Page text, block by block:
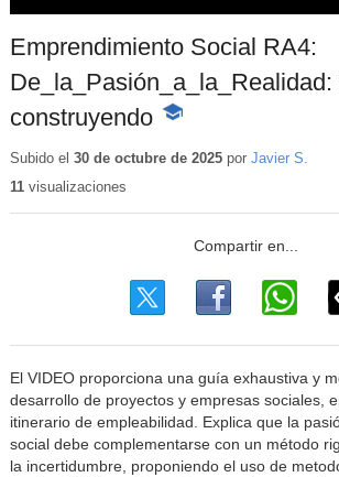
Emprendimiento Social RA4:
construyendo -
educativo
Subido el 30 de octubre de 2025por Javier S.
11visualizaciones
El VIDEO proporciona una guía exhaustiva y
desarrollo de proyectos y empresas sociales,
itinerario de empleabilidad. Explica que la
social debe complementarse con un método
la incertidumbre, proponiendo el uso de